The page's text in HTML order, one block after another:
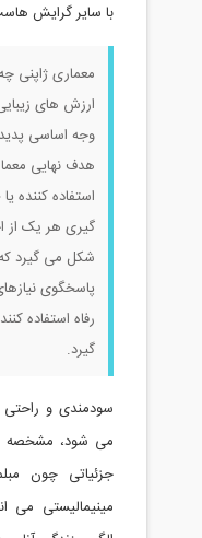
با ساير گرايش
معماری ژاپنی
ارزش های
وجه اساسی
هدف نهايی
استفاده کننده
گیری هر یک از
شکل می گيرد
پاسخگوی
رفاه استفاده
گيرد.
سودمندی و راحتی
می شود، مشخصه
جزئیاتی چون
مينيماليستی می